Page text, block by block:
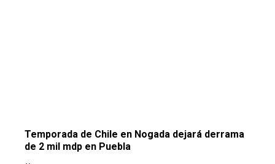
Temporada de Chile en Nogada dejará derrama
de 2 mil mdp en Puebla